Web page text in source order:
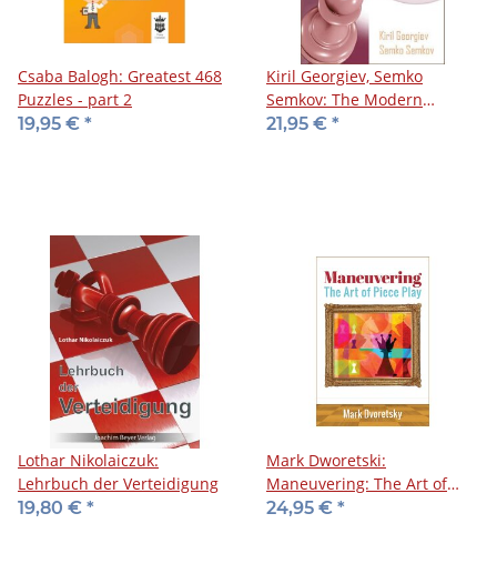
Csaba Balogh: Greatest 468
Puzzles - part 2
19,95 € *
Kiril Georgiev, Semko
Semkov: The Modern
English - Vol. 1
21,95 € *
Lothar Nikolaiczuk:
Lehrbuch der Verteidigung
19,80 € *
Mark Dworetski:
Maneuvering: The Art of
Piece Play
24,95 € *